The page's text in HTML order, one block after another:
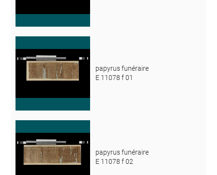
papyrus funéraire
E 11078 f 01
papyrus funéraire
E 11078 f 02